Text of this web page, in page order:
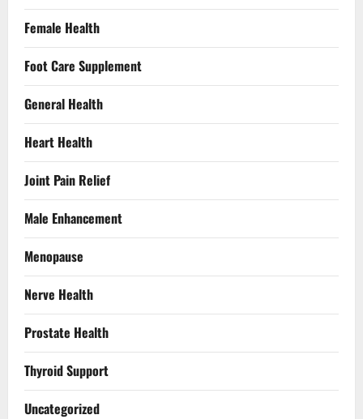
Female Health
Foot Care Supplement
General Health
Heart Health
Joint Pain Relief
Male Enhancement
Menopause
Nerve Health
Prostate Health
Thyroid Support
Uncategorized